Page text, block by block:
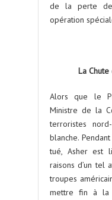
de la perte
opération
La
Alors que le
Ministre de la
terroristes
blanche.
tué, Asher est
raisons d’un tel
troupes
mettre fin à la